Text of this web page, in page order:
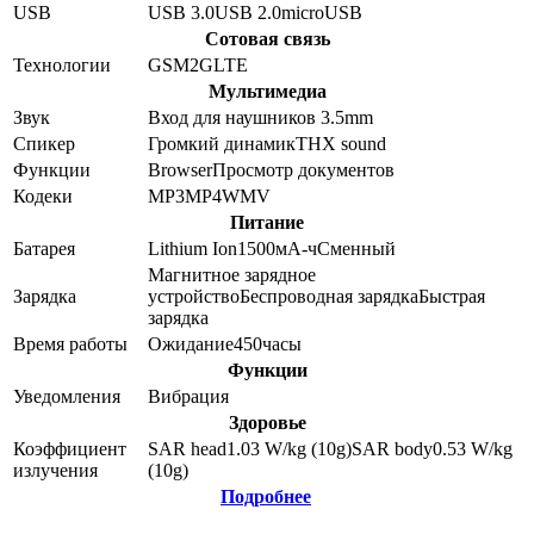
USB USB 3.0USB 2.0microUSB
Сотовая связь
Технологии
GSM2GLTE
Мультимедиа
Звук
Вход для наушников 3.5mm
Спикер
Громкий динамикTHX sound
Функции
BrowserПросмотр документов
Кодеки
MP3MP4WMV
Питание
Батарея
Lithium Ion1500мА-чСменный
Зарядка
Магнитное зарядное
устройствоБеспроводная зарядкаБыстрая
зарядка
Время работы
Ожидание450часы
Функции
Уведомления
Вибрация
Здоровье
Коэффициент
излучения
SAR head1.03 W/kg (10g)SAR body0.53 W/kg
(10g)
Подробнее